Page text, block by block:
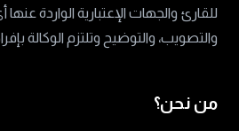
للقارئ والجهات الإعتبارية الواردة
والتصويب، والتوضيح وتلتزم الوكالة
من نحن؟